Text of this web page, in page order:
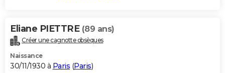
Eliane PIETTRE (89 ans)
Créer une cagnotte obsèques
Naissance
30/11/1930 à Paris (Paris)